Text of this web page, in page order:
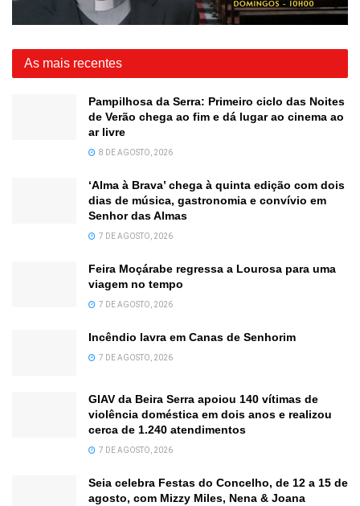
As mais recentes
Pampilhosa da Serra: Primeiro ciclo das Noites
de Verão chega ao fim e dá lugar ao cinema ao
ar livre
8 DE AGOSTO, 2026
‘Alma à Brava’ chega à quinta edição com dois
dias de música, gastronomia e convívio em
Senhor das Almas
7 DE AGOSTO, 2026
Feira Moçárabe regressa a Lourosa para uma
viagem no tempo
7 DE AGOSTO, 2026
Incêndio lavra em Canas de Senhorim
7 DE AGOSTO, 2026
GIAV da Beira Serra apoiou 140 vítimas de
violência doméstica em dois anos e realizou
cerca de 1.240 atendimentos
7 DE AGOSTO, 2026
Seia celebra Festas do Concelho, de 12 a 15 de
agosto, com Mizzy Miles, Nena & Joana